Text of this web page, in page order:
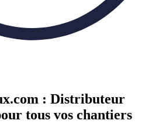
: Distributeur
tous vos chantiers